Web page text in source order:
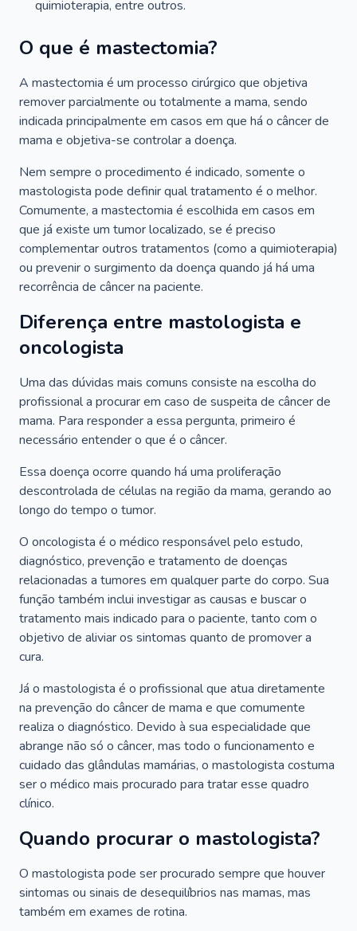
quimioterapia, entre outros.
O que é mastectomia?
A mastectomia é um processo cirúrgico que objetiva
remover parcialmente ou totalmente a mama, sendo
indicada principalmente em casos em que há o câncer de
mama e objetiva-se controlar a doença.
Nem sempre o procedimento é indicado, somente o
mastologista pode definir qual tratamento é o melhor.
Comumente, a mastectomia é escolhida em casos em
que já existe um tumor localizado, se é preciso
complementar outros tratamentos (como a quimioterapia)
ou prevenir o surgimento da doença quando já há uma
recorrência de câncer na paciente.
Diferença entre mastologista e
oncologista
Uma das dúvidas mais comuns consiste na escolha do
profissional a procurar em caso de suspeita de câncer de
mama. Para responder a essa pergunta, primeiro é
necessário entender o que é o câncer.
Essa doença ocorre quando há uma proliferação
descontrolada de células na região da mama, gerando ao
longo do tempo o tumor.
O oncologista é o médico responsável pelo estudo,
diagnóstico, prevenção e tratamento de doenças
relacionadas a tumores em qualquer parte do corpo. Sua
função também inclui investigar as causas e buscar o
tratamento mais indicado para o paciente, tanto com o
objetivo de aliviar os sintomas quanto de promover a
cura.
Já o mastologista é o profissional que atua diretamente
na prevenção do câncer de mama e que comumente
realiza o diagnóstico. Devido à sua especialidade que
abrange não só o câncer, mas todo o funcionamento e
cuidado das glândulas mamárias, o mastologista costuma
ser o médico mais procurado para tratar esse quadro
clínico.
Quando procurar o mastologista?
O mastologista pode ser procurado sempre que houver
sintomas ou sinais de desequilíbrios nas mamas, mas
também em exames de rotina.